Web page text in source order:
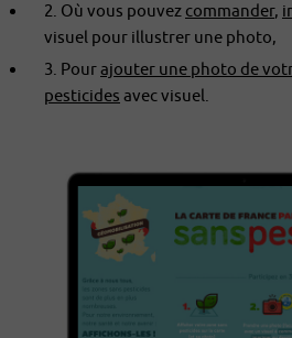
2. Où vous pouvez commander,
visuel pour illustrer une photo,
3. Pourajouter une photo de
pesticides avec visuel.